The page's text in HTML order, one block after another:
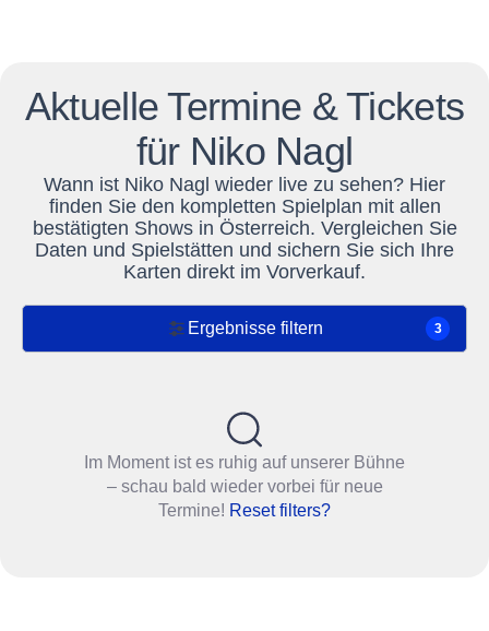
Aktuelle Termine & Tickets
für Niko Nagl
Wann ist Niko Nagl wieder live zu sehen? Hier
finden Sie den kompletten Spielplan mit allen
bestätigten Shows in Österreich. Vergleichen Sie
Daten und Spielstätten und sichern Sie sich Ihre
Karten direkt im Vorverkauf.
Ergebnisse filtern 3
Im Moment ist es ruhig auf unserer Bühne
– schau bald wieder vorbei für neue
Termine! Reset filters?